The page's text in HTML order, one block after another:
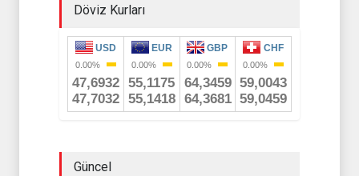
Döviz Kurları
Güncel